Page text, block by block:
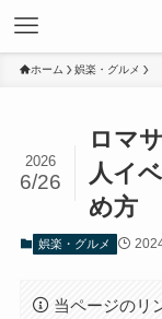
ホーム 娯楽・グルメ
ロマ
人イ
め方
2026
6/26
娯楽・グルメ
当ページのリ